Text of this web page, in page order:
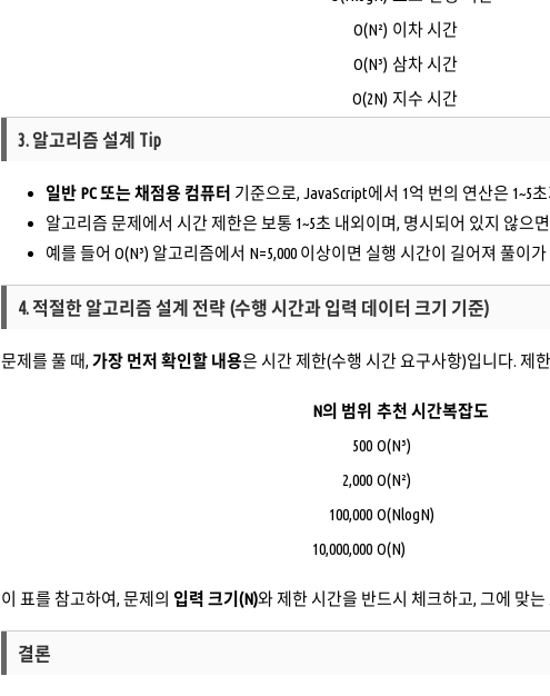
O(N²) 이차 시간
O(N³) 삼차 시간
O(2N) 지수 시간
3. 알고리즘 설계 Tip
일반 PC 또는 채점용 컴퓨터 기준으로, JavaScript에서 1억 번의 연산은 1~5
알고리즘 문제에서 시간 제한은 보통 1~5초 내외이며, 명시되어 있지 않으
예를 들어 O(N³) 알고리즘에서 N=5,000 이상이면 실행 시간이 길어져 풀이
4. 적절한 알고리즘 설계 전략 (수행 시간과 입력 데이터 크기 기준)
문제를 풀 때, 가장 먼저 확인할 내용은 시간 제한(수행 시간 요구사항)입니다. 제
N의 범위 추천 시간복잡도
500 O(N³)
2,000 O(N²)
100,000 O(NlogN)
10,000,000 O(N)
이 표를 참고하여, 문제의 입력 크기(N)와 제한 시간을 반드시 체크하고, 그에 맞
결론